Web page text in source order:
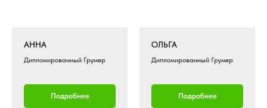
АННА
Дипломированный Грумер
Подробнее
ОЛЬГА
Дипломированный Грумер
Подробнее